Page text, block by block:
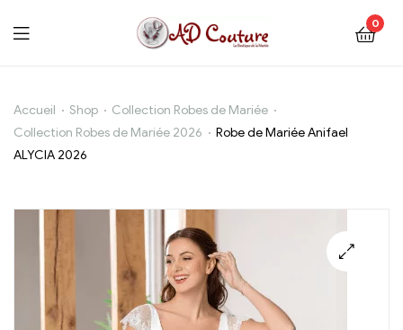
0
Robe
de
Anifael
ALYCIA
2026
Accueil Shop
Collection Robes de Mariée
Collection Robes de Mariée 2026
Robe de Mariée Anifael
ALYCIA 2026